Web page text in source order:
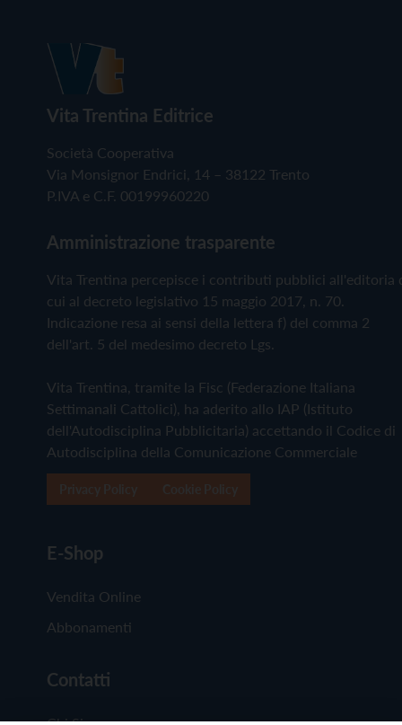
Vita Trentina Editrice
Società Cooperativa
Via Monsignor Endrici, 14 – 38122 Trento
P.IVA e C.F. 00199960220
Amministrazione trasparente
Vita Trentina percepisce i contributi pubblici all'editoria
cui al decreto legislativo 15 maggio 2017, n. 70.
Indicazione resa ai sensi della lettera f) del comma 2
dell'art. 5 del medesimo decreto Lgs.
Vita Trentina, tramite la Fisc (Federazione Italiana
Settimanali Cattolici), ha aderito allo IAP (Istituto
dell'Autodisciplina Pubblicitaria) accettando il Codice di
Autodisciplina della Comunicazione Commerciale
E-Shop
Vendita Online
Abbonamenti
Contatti